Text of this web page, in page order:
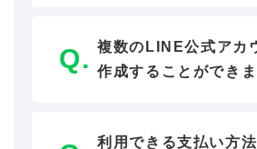
複数のLINE公式アカ
作成することができま
利用できる支払い方